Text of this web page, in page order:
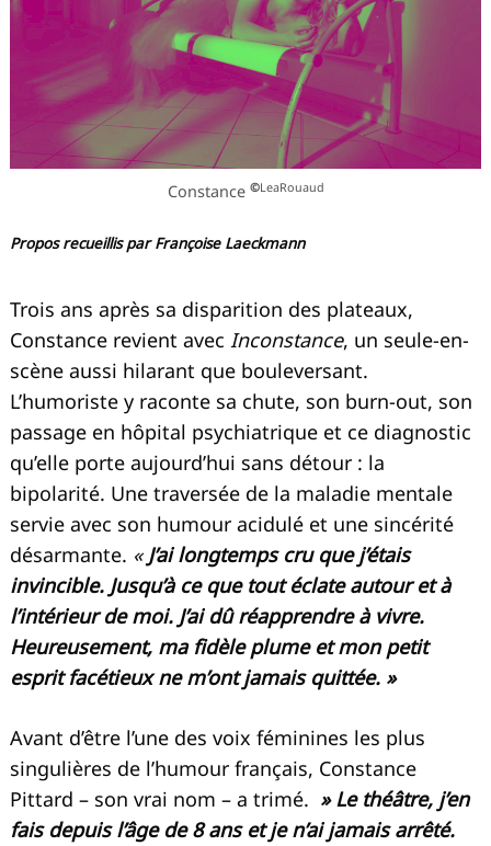
Constance ©LeaRouaud
Propos recueillis par Françoise Laeckmann
Trois ans après sa disparition des plateaux,
Constance revient avec Inconstance, un seule-en-
scène aussi hilarant que bouleversant.
L’humoriste y raconte sa chute, son burn-out, son
passage en hôpital psychiatrique et ce diagnostic
qu’elle porte aujourd’hui sans détour : la
bipolarité. Une traversée de la maladie mentale
servie avec son humour acidulé et une sincérité
désarmante. «J’ai longtemps cru que j’étais
invincible. Jusqu’à ce que tout éclate autour et à
l’intérieur de moi. J’ai dû réapprendre à vivre.
Heureusement, ma fidèle plume et mon petit
esprit facétieux ne m’ont jamais quittée. »
Avant d’être l’une des voix féminines les plus
singulières de l’humour français, Constance
Pittard – son vrai nom – a trimé. » Le théâtre, j’en
fais depuis l’âge de 8 ans et je n’ai jamais arrêté.